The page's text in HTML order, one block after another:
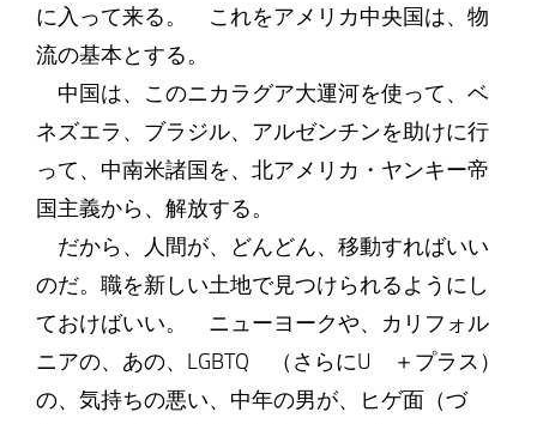
に入って来る。 これをアメリカ中央国は、物
流の基本とする。
中国は、このニカラグア大運河を使って、ベ
ネズエラ、ブラジル、アルゼンチンを助けに行
って、中南米諸国を、北アメリカ・ヤンキー帝
国主義から、解放する。
だから、人間が、どんどん、移動すればいい
のだ。職を新しい土地で見つけられるようにし
ておけばいい。 ニューヨークや、カリフォル
ニアの、あの、LGBTQ （さらにU ＋プラス）
の、気持ちの悪い、中年の男が、ヒゲ面（づ